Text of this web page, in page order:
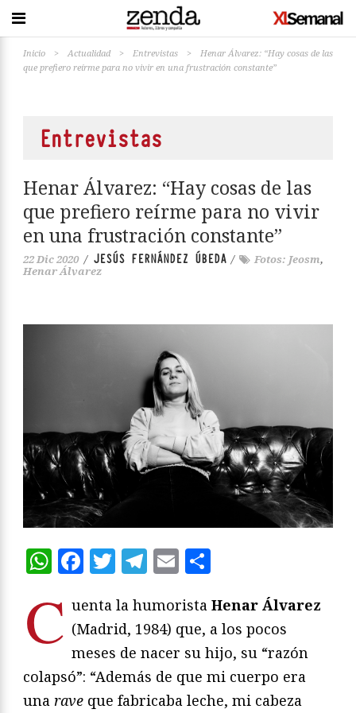
Inicio > Actualidad > Entrevistas >
Henar Álvarez: “Hay cosas de las
que prefiero reírme para no vivir en una frustración constante”
Entrevistas
Henar Álvarez: “Hay cosas de las
que prefiero reírme para no vivir
en una frustración constante”
22 Dic 2020 / JESÚS FERNÁNDEZ ÚBEDA / Fotos: Jeosm,
Henar Álvarez
WhatsApp
Facebook
Twitter
Telegram
Email
C uenta la humorista Henar Álvarez
(Madrid, 1984) que, a los pocos
meses de nacer su hijo, su “razón
colapsó”: “Además de que mi cuerpo era
una rave que fabricaba leche, mi cabeza